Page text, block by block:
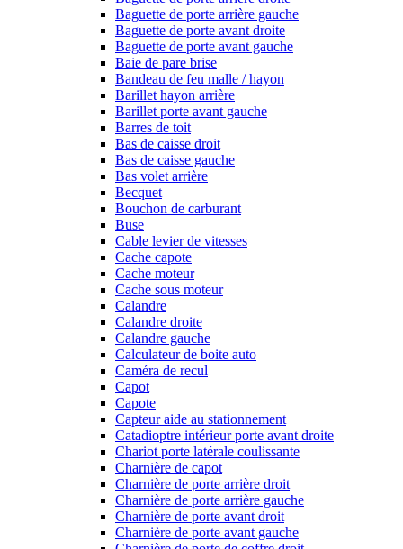
Baguette de porte arrière gauche
Baguette de porte avant droite
Baguette de porte avant gauche
Baie de pare brise
Bandeau de feu malle / hayon
Barillet hayon arrière
Barillet porte avant gauche
Barres de toit
Bas de caisse droit
Bas de caisse gauche
Bas volet arrière
Becquet
Bouchon de carburant
Buse
Cable levier de vitesses
Cache capote
Cache moteur
Cache sous moteur
Calandre
Calandre droite
Calandre gauche
Calculateur de boite auto
Caméra de recul
Capot
Capote
Capteur aide au stationnement
Catadioptre intérieur porte avant droite
Chariot porte latérale coulissante
Charnière de capot
Charnière de porte arrière droit
Charnière de porte arrière gauche
Charnière de porte avant droit
Charnière de porte avant gauche